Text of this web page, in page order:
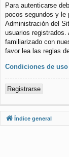
Para autenticarse
pocos segundos y le
Administración del
usuarios
familiarizado con
favor lea las reglas
Condiciones de uso
Registrarse
Índice general